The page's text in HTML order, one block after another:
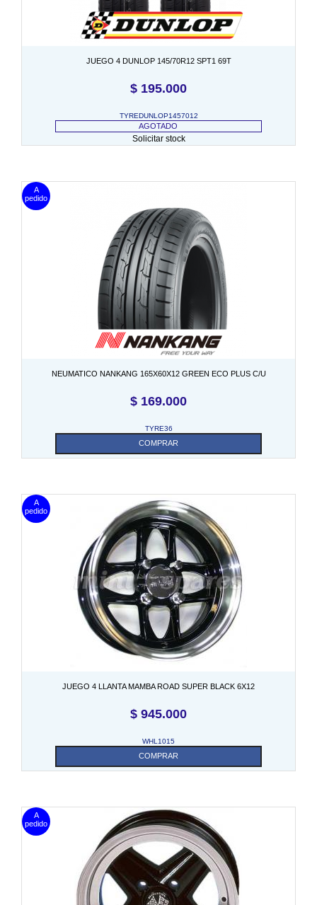
JUEGO 4 DUNLOP 145/70R12 SPT1 69T
$ 195.000
TYREDUNLOP1457012
AGOTADO
Solicitar stock
NEUMATICO NANKANG 165X60X12 GREEN ECO PLUS C/U
$ 169.000
TYRE36
COMPRAR
JUEGO 4 LLANTA MAMBA ROAD SUPER BLACK 6X12
$ 945.000
WHL1015
COMPRAR